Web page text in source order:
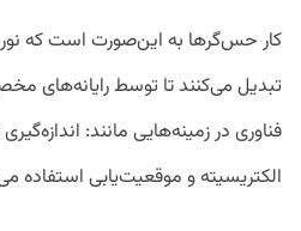
کار حس‌گر‌ها به این‌صورت است که نور
تبدیل می‌کنند تا توسط رایانه‌های
فناوری در زمینه‌هایی مانند:
الکتریسیته و موقعیت‌یابی استفاده